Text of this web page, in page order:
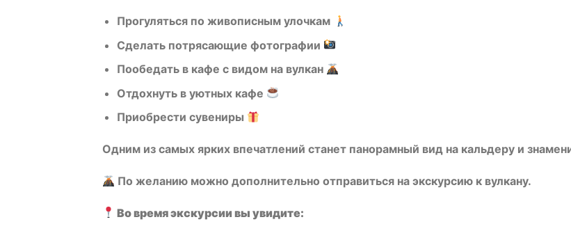
Прогуляться по живописным улочкам
Сделать потрясающие фотографии
Пообедать в кафе с видом на вулкан
Отдохнуть в уютных кафе
Приобрести сувениры
Одним из самых ярких впечатлений станет панорамный вид на кальдеру и
По желанию можно дополнительно отправиться на экскурсию к вулкану.
Во время экскурсии вы увидите: